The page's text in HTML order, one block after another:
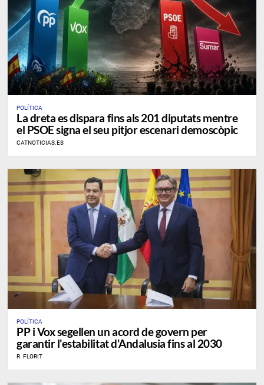
POLÍTICA
La dreta es dispara fins als 201 diputats mentre
el PSOE signa el seu pitjor escenari demoscòpic
CATNOTICIAS.ES
POLÍTICA
PP i Vox segellen un acord de govern per
garantir l'estabilitat d'Andalusia fins al 2030
R. FLORIT